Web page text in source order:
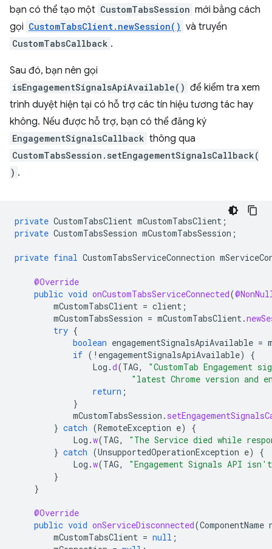
bạn có thể tạo một CustomTabsSession mới bằng cách
gọi CustomTabsClient.newSession() và truyền
CustomTabsCallback .
Sau đó, bạn nên gọi
isEngagementSignalsApiAvailable() để kiểm tra xem
trình duyệt hiện tại có hỗ trợ các tín hiệu tương tác hay
không. Nếu được hỗ trợ, bạn có thể đăng ký
EngagementSignalsCallback thông qua
CustomTabsSession.setEngagementSignalsCallback(
) .
private CustomTabsClient mCustomTabsClient ;
private CustomTabsSession mCustomTabsSession ;
private final CustomTabsServiceConnection
@Override
public void onCustomTabsServiceConnected(
mCustomTabsClient = client ;
mCustomTabsSession = mCustomTabsClient.
try {
boolean engagementSignalsApiAvailable =
if ( ! engagementSignalsApiAvailable)
{
Log .d(TAG,
"CustomTab
"latest Chrome version and
return ;
}
mCustomTabsSession .
} catch (RemoteException e)
{
Log .w(TAG,
"The Service died while
} catch (UnsupportedOperationException e)
{
Log .w(TAG,
"Engagement Signals API
}
}
@Override
public void onServiceDisconnected(ComponentName
mCustomTabsClient = null ;